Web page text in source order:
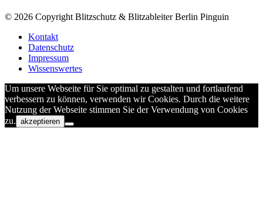
© 2026 Copyright Blitzschutz & Blitzableiter Berlin Pinguin
Kontakt
Datenschutz
Impressum
Wissenswertes
Um unsere Webseite für Sie optimal zu gestalten und fortlaufend
verbessern zu können, verwenden wir Cookies. Durch die weitere
Nutzung der Webseite stimmen Sie der Verwendung von Cookies
zu. akzeptieren